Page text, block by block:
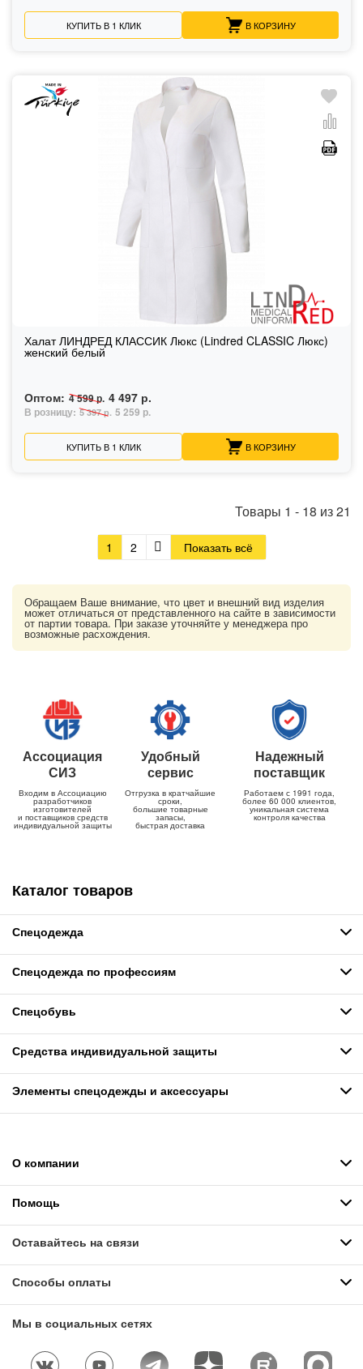
КУПИТЬ В 1 КЛИК В КОРЗИНУ
Халат ЛИНДРЕД КЛАССИК Люкс (Lindred CLASSIC Люкс)
женский белый
Оптом: 4 599 р. 4 497 р.
В розницу: 5 397 р. 5 259 р.
КУПИТЬ В 1 КЛИК В КОРЗИНУ
Товары 1 - 18 из21
1 2 Показать всё
Обращаем Ваше внимание, что цвет и внешний вид изделия
может отличаться от представленного на сайте в зависимости
от партии товара. При заказе уточняйте у менеджера про
возможные расхождения.
Ассоциация
СИЗ
Входим в Ассоциацию
разработчиков
изготовителей
и поставщиков средств
индивидуальной защиты
Удобный
сервис
Отгрузка в кратчайшие
сроки,
большие товарные
запасы,
быстрая доставка
Надежный
поставщик
Работаем с 1991 года,
более 60 000 клиентов,
уникальная система
контроля качества
Каталог товаров
Спецодежда
Спецодежда по профессиям
Спецобувь
Средства индивидуальной защиты
Элементы спецодежды и аксессуары
О компании
Помощь
Оставайтесь на связи
Способы оплаты
Мы в социальных сетях